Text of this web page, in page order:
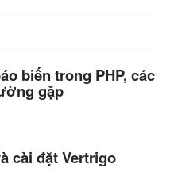
biến trong PHP, các
gặp
cài đặt Vertrigo